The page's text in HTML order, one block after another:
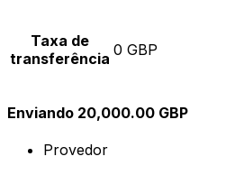
Taxa de
transferência 0 GBP
Enviando 20,000.00 GBP
Provedor